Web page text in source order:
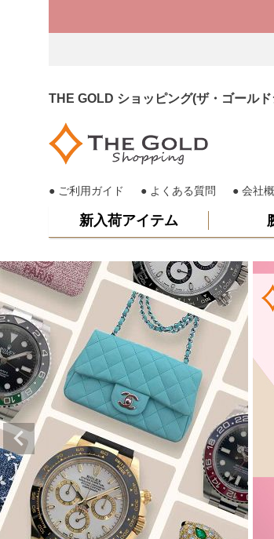
THE GOLD ショッピング(ザ・ゴール
ご利用ガイド よくある質問 会社
新入荷アイテム